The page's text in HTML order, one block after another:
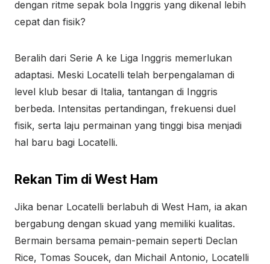
dengan ritme sepak bola Inggris yang dikenal lebih
cepat dan fisik?
Beralih dari Serie A ke Liga Inggris memerlukan
adaptasi. Meski Locatelli telah berpengalaman di
level klub besar di Italia, tantangan di Inggris
berbeda. Intensitas pertandingan, frekuensi duel
fisik, serta laju permainan yang tinggi bisa menjadi
hal baru bagi Locatelli.
Rekan Tim di West Ham
Jika benar Locatelli berlabuh di West Ham, ia akan
bergabung dengan skuad yang memiliki kualitas.
Bermain bersama pemain-pemain seperti Declan
Rice, Tomas Soucek, dan Michail Antonio, Locatelli